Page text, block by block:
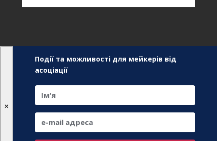
✕
Події та можливості для мейкерів від
асоціації